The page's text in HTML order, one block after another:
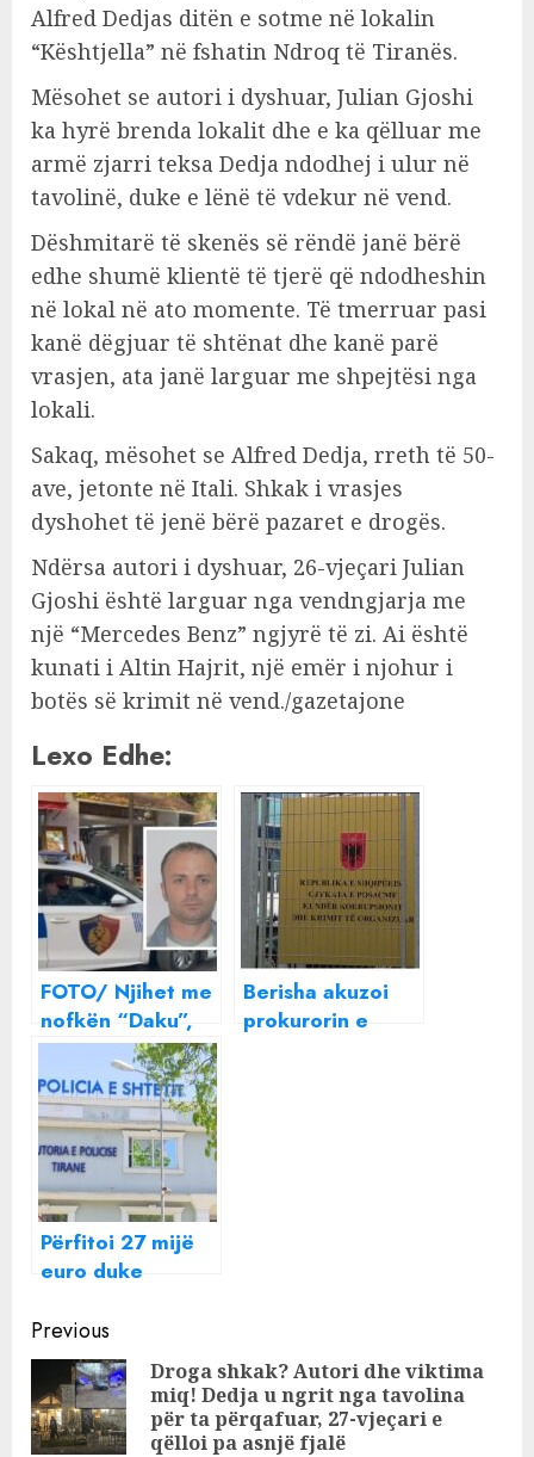
Alfred Dedjas ditën e sotme në lokalin
“Kështjella” në fshatin Ndroq të Tiranës.
Mësohet se autori i dyshuar, Julian Gjoshi
ka hyrë brenda lokalit dhe e ka qëlluar me
armë zjarri teksa Dedja ndodhej i ulur në
tavolinë, duke e lënë të vdekur në vend.
Dëshmitarë të skenës së rëndë janë bërë
edhe shumë klientë të tjerë që ndodheshin
në lokal në ato momente. Të tmerruar pasi
kanë dëgjuar të shtënat dhe kanë parë
vrasjen, ata janë larguar me shpejtësi nga
lokali.
Sakaq, mësohet se Alfred Dedja, rreth të 50-
ave, jetonte në Itali. Shkak i vrasjes
dyshohet të jenë bërë pazaret e drogës.
Ndërsa autori i dyshuar, 26-vjeçari Julian
Gjoshi është larguar nga vendngjarja me
një “Mercedes Benz” ngjyrë të zi. Ai është
kunati i Altin Hajrit, një emër i njohur i
botës së krimit në vend./gazetajone
Lexo Edhe:
FOTO/ Njihet me
nofkën “Daku”,
ky është Alfred
Dedja që u
ekzekutua për
vdekje nga kunati
i Altin Hajrit
Berisha akuzoi
prokurorin e
Përfitoi 27 mijë
euro duke
kompanisë,
arrestohet 34-
vjeçari në
Shkodër
Continue
Reading
Previous
Droga shkak? Autori dhe viktima
miq! Dedja u ngrit nga tavolina
për ta përqafuar, 27-vjeçari e
qëlloi pa asnjë fjalë